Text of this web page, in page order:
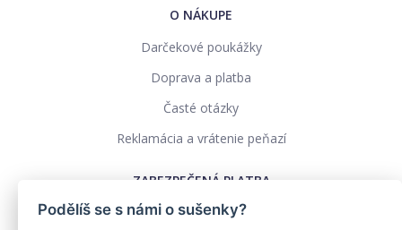
O NÁKUPE
Darčekové poukážky
Doprava a platba
Časté otázky
Reklamácia a vrátenie peňazí
ZABEZPEČENÁ PLATBA
Podělíš se s námi o sušenky?